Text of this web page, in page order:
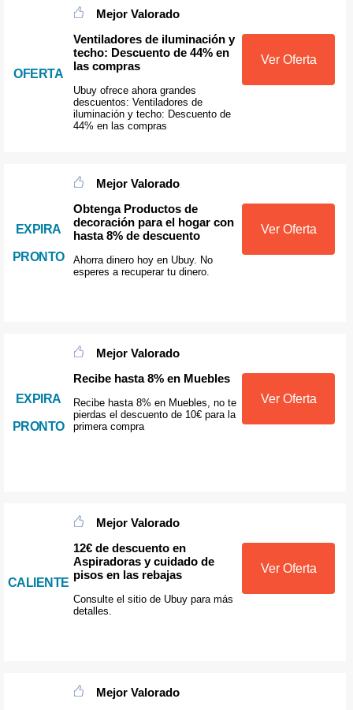
OFERTA
Mejor Valorado
Ventiladores de iluminación y
techo: Descuento de 44% en
las compras
Ubuy ofrece ahora grandes
descuentos: Ventiladores de
iluminación y techo: Descuento de
44% en las compras
Ver Oferta
EXPIRA
PRONTO
Mejor Valorado
Obtenga Productos de
decoración para el hogar con
hasta 8% de descuento
Ahorra dinero hoy en Ubuy. No
esperes a recuperar tu dinero.
Ver Oferta
EXPIRA
PRONTO
Mejor Valorado
Recibe hasta 8% en Muebles
Recibe hasta 8% en Muebles, no te
pierdas el descuento de 10€ para la
primera compra
Ver Oferta
CALIENTE
Mejor Valorado
12€ de descuento en
Aspiradoras y cuidado de
pisos en las rebajas
Consulte el sitio de Ubuy para más
detalles.
Ver Oferta
Mejor Valorado